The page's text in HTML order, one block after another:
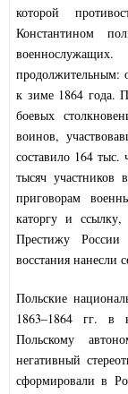
которой
Константином
продолжительным:
к зиме 1864 года.
боевых
воинов,
составило 164 тыс.
тысяч участников
приговорам
каторгу и
Престижу России
восстания нанесли
Польские
1863–1864 гг. в
Польскому
негативный
сформировали в